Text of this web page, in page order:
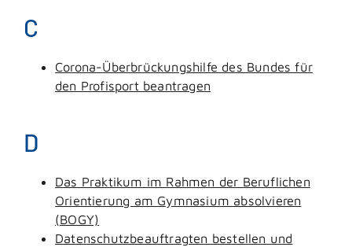
C
Corona-Überbrückungshilfe des Bundes für
den Profisport beantragen
D
Das Praktikum im Rahmen der Beruflichen
Orientierung am Gymnasium absolvieren
(BOGY)
Datenschutzbeauftragten bestellen und